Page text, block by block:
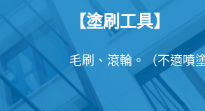
【塗刷工具】
毛刷、滾輪。（不適噴